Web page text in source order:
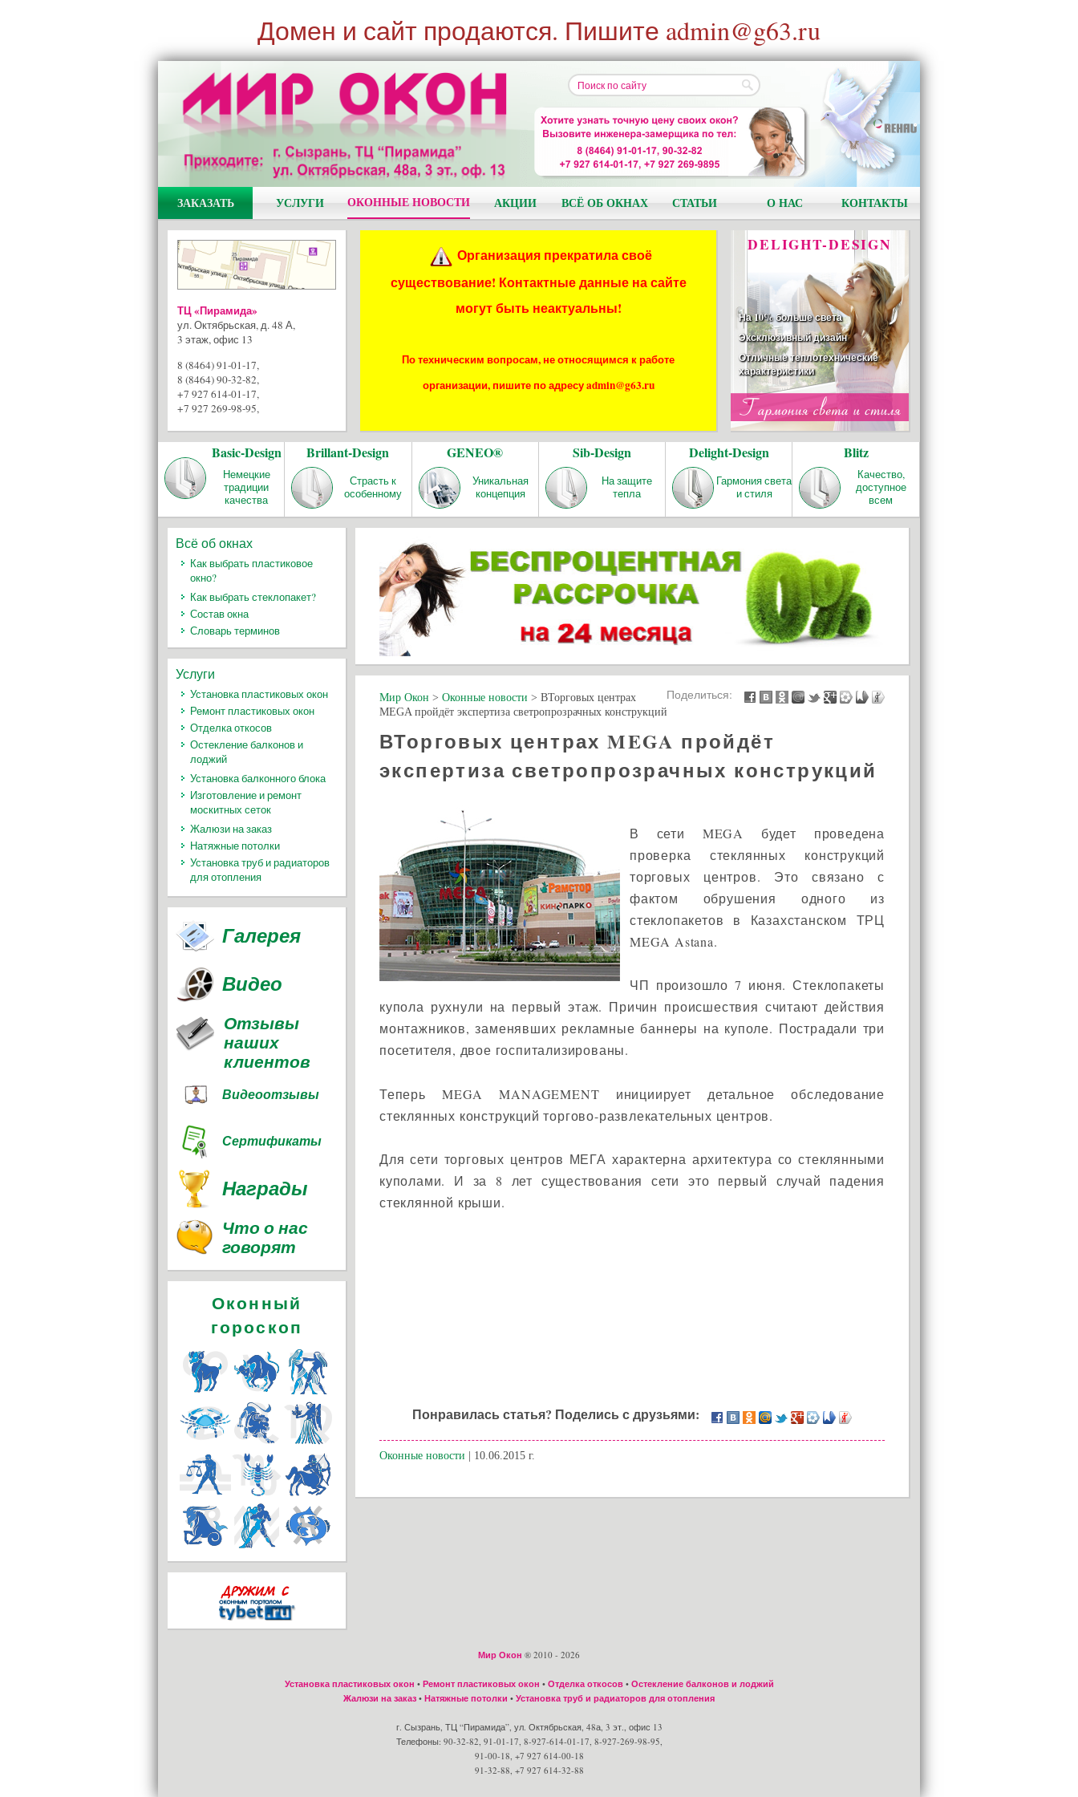
Домен и сайт продаются. Пишите admin@g63.ru
ЗАКАЗАТЬ УСЛУГИ ОКОННЫЕ НОВОСТИ АКЦИИ ВСЁ ОБ ОКНАХ СТАТЬИ О НАС КОНТАКТЫ
ТЦ «Пирамида»
ул. Октябрьская, д. 48 А,
3 этаж, офис 13
8 (8464) 91-01-17,
8 (8464) 90-32-82,
+7 927 614-01-17,
+7 927 269-98-95,
Организация прекратила своё
существование! Контактные данные на сайте
могут быть неактуальны!
По техническим вопросам, не относящимся к работе
организации, пишите по адресу admin@g63.ru
АКЦИЯ!
Установи окно и получи
в подарок подарочный
сертификат на сумму
1000 рублей!
DELIGHT-DESIGN
На 10% больше света
Эксклюзивный дизайн
Отличные теплотехнические
характеристики
ОТОПЛЕНИЕ
REHAU RAUTITAN
Качество и надёжность!
БАЛКОНЫ И
ЛОДЖИИ
Basic-Design
Немецкие
традиции
качества
Brillant-Design
Страсть к
особенному
GENEO®
Уникальная
концепция
Sib-Design
На защите
тепла
Delight-Design
Гармония света
и стиля
Blitz
Качество,
доступное
всем
Поделиться:
Мир Окон > Оконные новости > ВТорговых центрах
MEGA пройдёт экспертиза светропрозрачных конструкций
ВТорговых центрах MEGA пройдёт
экспертиза светропрозрачных конструкций
В сети MEGA будет проведена
проверка стеклянных конструкций
торговых центров. Это связано с
фактом обрушения одного из
стеклопакетов в Казахстанском ТРЦ
MEGA Astana.
ЧП произошло 7 июня. Стеклопакеты
купола рухнули на первый этаж. Причин происшествия считают действия
монтажников, заменявших рекламные баннеры на куполе. Пострадали три
посетителя, двое госпитализированы.
Теперь MEGA MANAGEMENT инициирует детальное обследование
стеклянных конструкций торгово-развлекательных центров.
Для сети торговых центров МЕГА характерна архитектура со стеклянными
куполами. И за 8 лет существования сети это первый случай падения
стеклянной крыши.
Понравилась статья? Поделись с друзьями:
Оконные новости | 10.06.2015 г.
Всё об окнах
Как выбрать пластиковое
окно?
Как выбрать стеклопакет?
Состав окна
Словарь терминов
Услуги
Установка пластиковых окон
Ремонт пластиковых окон
Отделка откосов
Остекление балконов и
лоджий
Установка балконного блока
Изготовление и ремонт
москитных сеток
Жалюзи на заказ
Натяжные потолки
Установка труб и радиаторов
для отопления
Галерея
Видео
Отзывы
наших
клиентов
Видеоотзывы
Сертификаты
Награды
Что о нас
говорят
Оконный
гороскоп
Мир Окон ® 2010 - 2026
Установка пластиковых окон • Ремонт пластиковых окон • Отделка откосов• Остекление балконов и лоджий
Жалюзи на заказ • Натяжные потолки • Установка труб и радиаторов для отопления
г. Сызрань, ТЦ “Пирамида”, ул. Октябрьская, 48а, 3 эт., офис 13
Телефоны: 90-32-82, 91-01-17, 8-927-614-01-17, 8-927-269-98-95,
91-00-18, +7 927 614-00-18
91-32-88, +7 927 614-32-88